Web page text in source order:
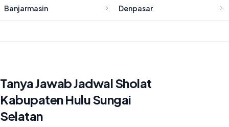
Banjarmasin Denpasar
Tanya Jawab Jadwal Sholat
Kabupaten Hulu Sungai
Selatan